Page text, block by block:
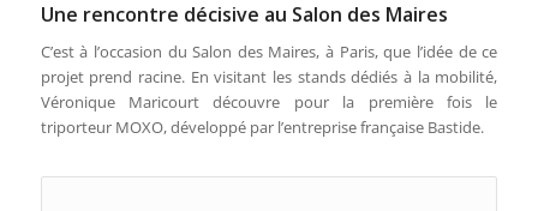
Une rencontre décisive au Salon des Maires
C’est à l’occasion du Salon des Maires, à Paris, que l’idée de ce
projet prend racine. En visitant les stands dédiés à la mobilité,
Véronique Maricourt découvre pour la première fois le
triporteur MOXO, développé par l’entreprise française Bastide.